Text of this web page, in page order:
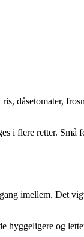
dåsetomater,
i flere retter.
imellem. Det
hyggeligere og